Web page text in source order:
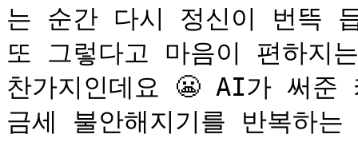
는 순간 다시 정신이 번뜩
또 그렇다고 마음이 편하지
찬가지인데요 😬 AI가 써준
금세 불안해지기를 반복하